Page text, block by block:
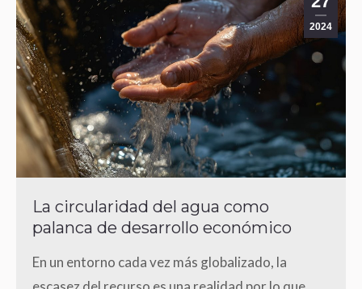
2024
La circularidad del agua como
palanca de desarrollo económico
En un entorno cada vez más globalizado, la